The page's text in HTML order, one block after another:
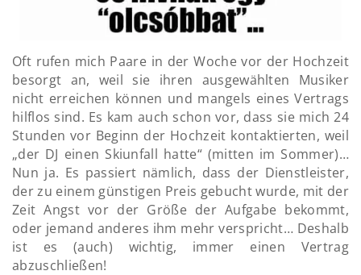
Oft rufen mich Paare in der Woche vor der Hochzeit
besorgt an, weil sie ihren ausgewählten Musiker
nicht erreichen können und mangels eines Vertrags
hilflos sind. Es kam auch schon vor, dass sie mich 24
Stunden vor Beginn der Hochzeit kontaktierten, weil
„der DJ einen Skiunfall hatte“ (mitten im Sommer)…
Nun ja. Es passiert nämlich, dass der Dienstleister,
der zu einem günstigen Preis gebucht wurde, mit der
Zeit Angst vor der Größe der Aufgabe bekommt,
oder jemand anderes ihm mehr verspricht… Deshalb
ist es (auch) wichtig, immer einen Vertrag
abzuschließen!